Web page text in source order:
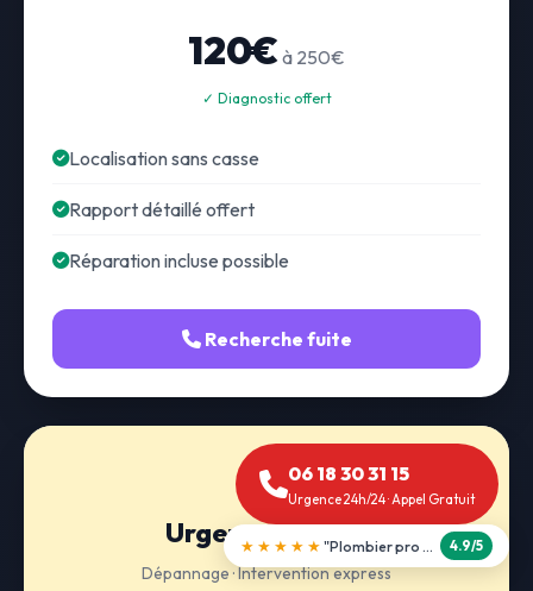
120€ à 250€
✓ Diagnostic offert
Localisation sans casse
Rapport détaillé offert
Réparation incluse possible
Recherche fuite
Urgence 24h/24
Dépannage · Intervention express
06 18 30 31 15
Urgence 24h/24 · Appel Gratuit
★★★★★ "Débouchage WC en 30 min" 5.0/5